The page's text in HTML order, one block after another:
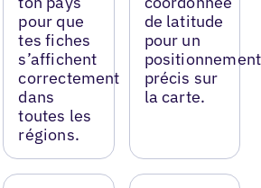
pour que
tes fiches
s’affichent
correctement
dans
toutes les
régions.
de latitude
pour un
positionnement
précis sur
la carte.